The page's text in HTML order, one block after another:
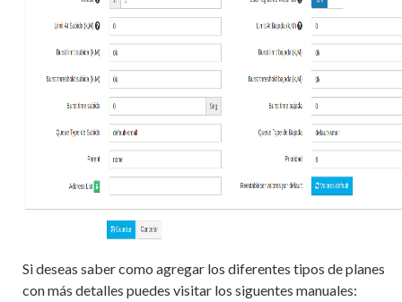
Si deseas saber como agregar los diferentes tipos de planes
con más detalles puedes visitar los siguentes manuales: